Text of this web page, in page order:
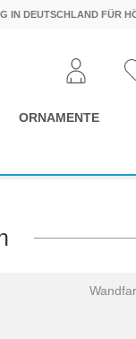
IN DEUTSCHLAND FÜR
ORNAMENTE